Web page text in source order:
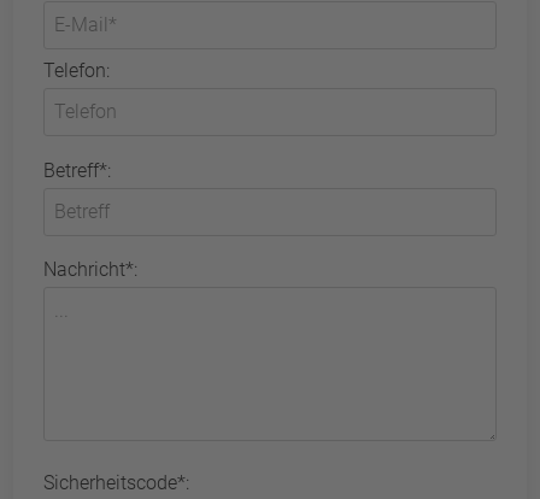
Telefon:
Betreff*:
Nachricht*:
Sicherheitscode*: